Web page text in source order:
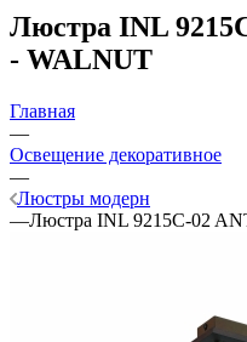
Люстра INL
- WALNUT
Главная
—
Освещение декоративное
—
Люстры модерн
—Люстра INL 9215C-02